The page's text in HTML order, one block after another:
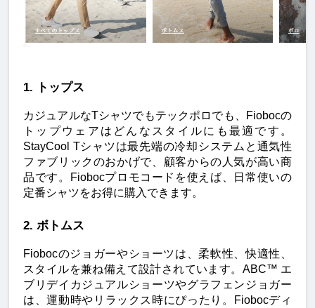
1. トップス
カジュアルなTシャツでもテックポロでも、Fiobocの
トップウェアはどんなスタイルにも最適です。
StayCool Tシャツは最先端の冷却システムと通気性
ファブリックのおかげで、顧客からの人気が高い商
品です。Fiobocプロモコードを使えば、日常使いの
定番シャツをお得に購入できます。
2. ボトムス
Fiobocのジョガーやショーツは、柔軟性、快適性、
スタイルを兼ね備えて設計されています。ABC™ エ
ブリデイカジュアルショーツやグラフェンジョガー
は、運動時やリラックス時にぴったり。Fiobocディ